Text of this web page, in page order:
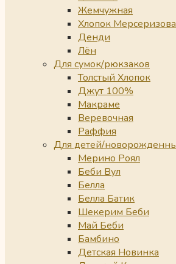
Жемчужная
Хлопок
Денди
Лён
Для сумок/рюкзаков
Толстый Хлопок
Джут 100%
Макраме
Веревочная
Раффия
Для детей/
Мерино Роял
Беби Вул
Белла
Белла Батик
Шекерим Беби
Май Беби
Бамбино
Детская Новинка